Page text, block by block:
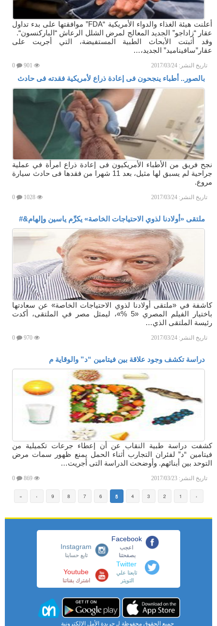
أعلنت هيئة الغذاء والدواء الأمريكية “FDA” موافقتها على بدء تداول
عقار “زاداجو” الجديد المعالج لمرض الشلل الرعاش “الباركنسون“.
وقد أثبتت الأبحاث الطبية المستفيضة، التي أجريت على
عقار”سافيناميد” الجديد،…
تاريخ النشر: 2017/03/24
بالصور.. أطباء ينجحون فى إعادة ذراع لأمريكية فقدته فى حادث
نجح فريق من الأطباء الأمريكيون فى إعادة ذراع امرأة في عملية
جراحية لم يسبق لها مثيل، بعد 11 شهرا من فقدها فى حادث سيارة
مروع.
تاريخ النشر: 2017/03/24
ملتقى «أولادنا لذوي الاحتياجات الخاصة» يكرِّم ياسين وإلهام&#
كاشفة في «ملتقى أولادنا لذوي الاحتياجات الخاصة» عن سعادتها
باختيار الفيلم المصري «5 %»، ليمثل مصر في الملتقى، أكدت
رئيسة الملتقى الذي…
تاريخ النشر: 2017/03/24
دراسة تكشف وجود علاقة بين فيتامين “د” والوقاية م
كشفت دراسة طبية النقاب عن أن إعطاء جرعات تكميلية من
فيتامين “د” لفئران التجارب أثناء الحمل يمنع ظهور سمات مرض
التوحد بين أبنائهم. وأوضحت الدراسة التى أجريت…
تاريخ النشر: 2017/03/23
‹
1
2
3
4
5
6
7
8
9
›
»
Facebook
اعجب
بصفحتنا
Instagram
تابع حسابنا
Twitter
تابعنا علي
التويتر
Youtube
اشترك بقناتنا
جميع الحقوق محفوظة لـ جريدة الأمل الإلكترونية